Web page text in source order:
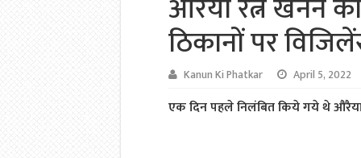
ठिकानों पर
Kanun Ki Phatkar April 5, 2022
एक दिन पहले निलंबित किये गये थे